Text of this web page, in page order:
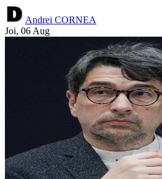
Andrei CORNEA
Joi, 06 Aug